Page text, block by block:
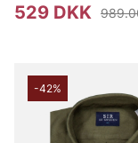
529 DKK
-42%